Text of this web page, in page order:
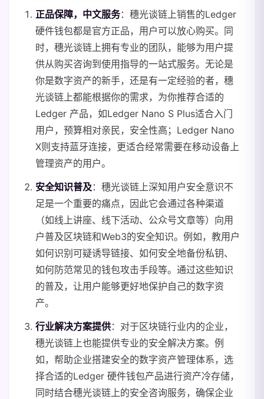
正品保障，中文服务：穗光谈链上销售的Ledger
硬件钱包都是官方正品，用户可以放心购买。同
时，穗光谈链上拥有专业的团队，能够为用户提
供从购买咨询到使用指导的一站式服务。无论是
你是数字资产的新手，还是有一定经验的者，穗
光谈链上都能根据你的需求，为你推荐合适的
Ledger 产品，如Ledger Nano S Plus适合入门
用户，预算相对亲民，安全性高；Ledger Nano
X则支持蓝牙连接，更适合经常需要在移动设备上
管理资产的用户。
安全知识普及：穗光谈链上深知用户安全意识不
足是一个重要的痛点，因此它会通过各种渠道
（如线上讲座、线下活动、公众号文章等）向用
户普及区块链和Web3的安全知识。例如，教用户
如何识别可疑诱导链接、如何安全地备份私钥、
如何防范常见的钱包攻击手段等。通过这些知识
的普及，让用户能够更好地保护自己的数字资
产。
行业解决方案提供：对于区块链行业内的企业，
穗光谈链上也能提供专业的安全解决方案。例
如，帮助企业搭建安全的数字资产管理体系，选
择合适的Ledger 硬件钱包产品进行资产冷存储，
同时结合穗光谈链上的安全咨询服务，确保企业